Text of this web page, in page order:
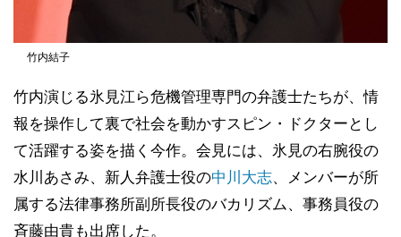
竹内結子
竹内演じる氷見江ら危機管理専門の弁護士たちが、情
報を操作して裏で社会を動かすスピン・ドクターとし
て活躍する姿を描く今作。会見には、氷見の右腕役の
水川あさみ、新人弁護士役の中川大志、メンバーが所
属する法律事務所副所長役のバカリズム、事務員役の
斉藤由貴も出席した。